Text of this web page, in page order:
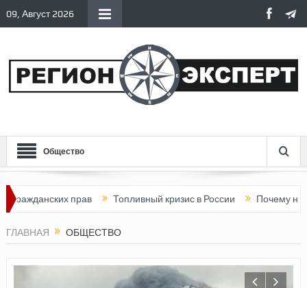
09, Август 2026
Общество
прав Топливный кризис в России Почему нынешняя
ГЛАВНАЯ ОБЩЕСТВО